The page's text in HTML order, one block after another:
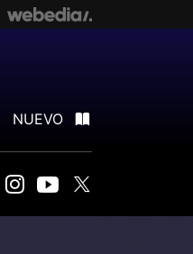
NUEVO
FlipboardInstagram
Youtube